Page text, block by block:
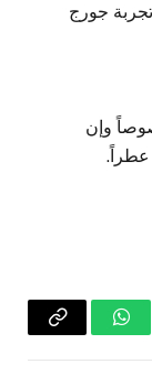
جورج
وإن
عطراً.
واتسابCopy